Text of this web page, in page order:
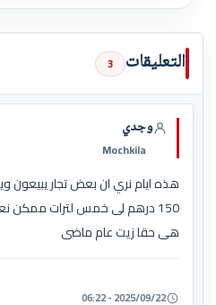
التعليقات 3
وجدي
Mochkila
هذه ايام نري ان بعض تجار يبيعون
150 درهم لى خمس لترات
هى حقا زيت عام ماضى
2025/09/22 - 06:22